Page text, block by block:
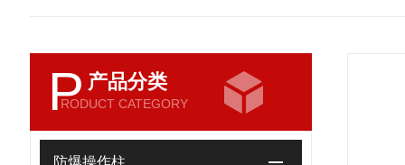
P 产品分类
RODUCT CATEGORY
防爆操作柱